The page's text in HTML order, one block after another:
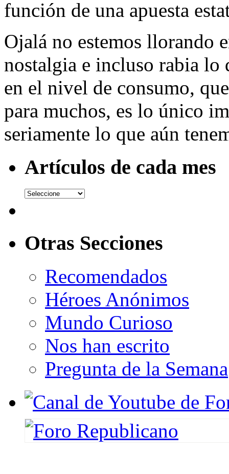
función de una apuesta
Ojalá no estemos llorando
nostalgia e incluso rabia lo
en el nivel de consumo,
para muchos, es lo único
seriamente lo que aún
Artículos de cada mes
Otras Secciones
Recomendados
Héroes Anónimos
Mundo Curioso
Nos han escrito
Pregunta de la Semana